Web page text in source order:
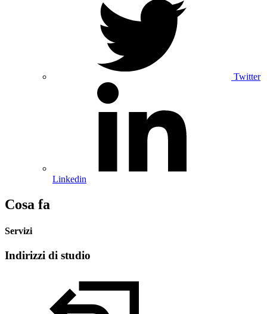
Twitter
Linkedin
Cosa fa
Servizi
Indirizzi di studio